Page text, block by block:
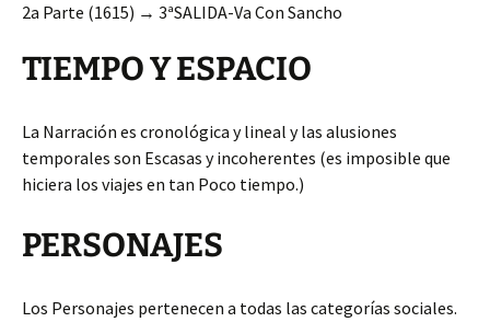
2a Parte (1615) → 3ªSALIDA-Va Con Sancho
TIEMPO Y ESPACIO
La Narración es cronológica y lineal y las alusiones
temporales son Escasas y incoherentes (es imposible que
hiciera los viajes en tan Poco tiempo.)
PERSONAJES
Los Personajes pertenecen a todas las categorías sociales.